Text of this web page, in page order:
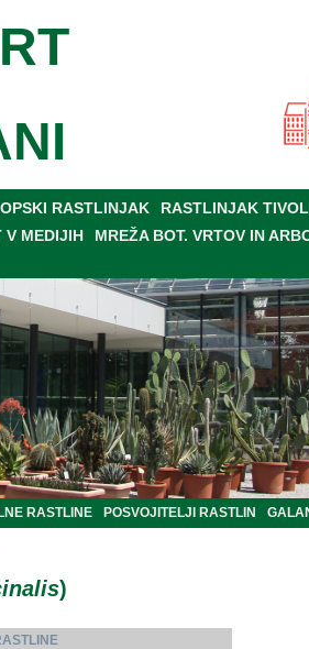
RASTLINJAK RASTLINJAK
V MEDIJIH MREŽA BOT. VRTOV IN
RASTLINE POSVOJITELJI RASTLIN
)